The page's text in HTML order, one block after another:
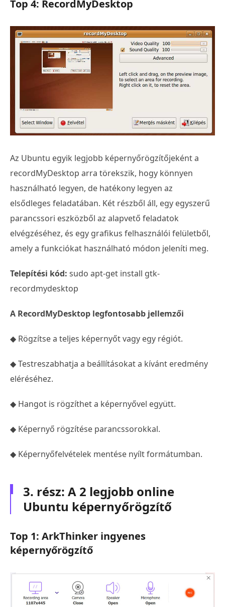
Top 4: RecordMyDesktop
Az Ubuntu egyik legjobb képernyőrögzítőjeként a
recordMyDesktop arra törekszik, hogy könnyen
használható legyen, de hatékony legyen az
elsődleges feladatában. Két részből áll, egy egyszerű
parancssori eszközből az alapvető feladatok
elvégzéséhez, és egy grafikus felhasználói felületből,
amely a funkciókat használható módon jeleníti meg.
Telepítési kód: sudo apt-get install gtk-
recordmydesktop
A RecordMyDesktop legfontosabb jellemzői
◆ Rögzítse a teljes képernyőt vagy egy régiót.
◆ Testreszabhatja a beállításokat a kívánt eredmény
eléréséhez.
◆ Hangot is rögzíthet a képernyővel együtt.
◆ Képernyő rögzítése parancssorokkal.
◆ Képernyőfelvételek mentése nyílt formátumban.
3. rész: A 2 legjobb online
Ubuntu képernyőrögzítő
Top 1: ArkThinker ingyenes
képernyőrögzítő